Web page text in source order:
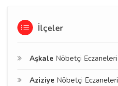
İlçeler
Aşkale Nöbetçi Eczaneleri
Aziziye Nöbetçi Eczaneleri